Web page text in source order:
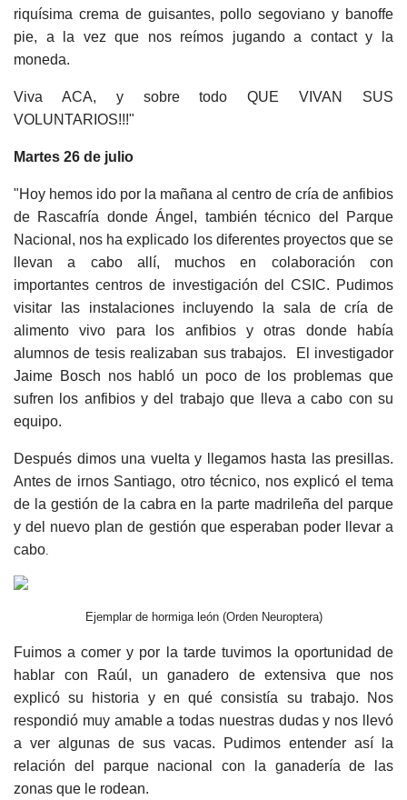
riquísima crema de guisantes, pollo segoviano y banoffe
pie, a la vez que nos reímos jugando a contact y la
moneda.
Viva ACA, y sobre todo QUE VIVAN SUS
VOLUNTARIOS!!!"
Martes 26 de julio
"Hoy hemos ido por la mañana al centro de cría de anfibios
de Rascafría donde Ángel, también técnico del Parque
Nacional, nos ha explicado los diferentes proyectos que se
llevan a cabo allí, muchos en colaboración con
importantes centros de investigación del CSIC. Pudimos
visitar las instalaciones incluyendo la sala de cría de
alimento vivo para los anfibios y otras donde había
alumnos de tesis realizaban sus trabajos. El investigador
Jaime Bosch nos habló un poco de los problemas que
sufren los anfibios y del trabajo que lleva a cabo con su
equipo.
Después dimos una vuelta y llegamos hasta las presillas.
Antes de irnos Santiago, otro técnico, nos explicó el tema
de la gestión de la cabra en la parte madrileña del parque
y del nuevo plan de gestión que esperaban poder llevar a
cabo.
Ejemplar de hormiga león (Orden Neuroptera)
Fuimos a comer y por la tarde tuvimos la oportunidad de
hablar con Raúl, un ganadero de extensiva que nos
explicó su historia y en qué consistía su trabajo. Nos
respondió muy amable a todas nuestras dudas y nos llevó
a ver algunas de sus vacas. Pudimos entender así la
relación del parque nacional con la ganadería de las
zonas que le rodean.